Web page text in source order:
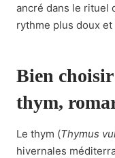
ancré dans le rituel
rythme plus doux
Bien
thym,
Le thym (Thymus
hivernales